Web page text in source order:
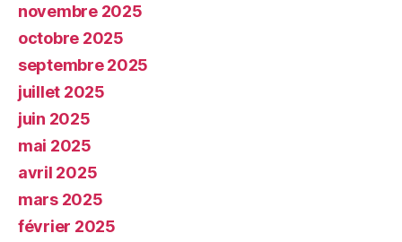
novembre 2025
octobre 2025
septembre 2025
juillet 2025
juin 2025
mai 2025
avril 2025
mars 2025
février 2025